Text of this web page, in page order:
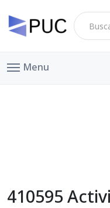
Menu
410595